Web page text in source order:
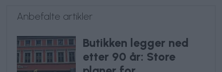
Anbefalte artikler
Butikken legger ned
etter 90 år: Store